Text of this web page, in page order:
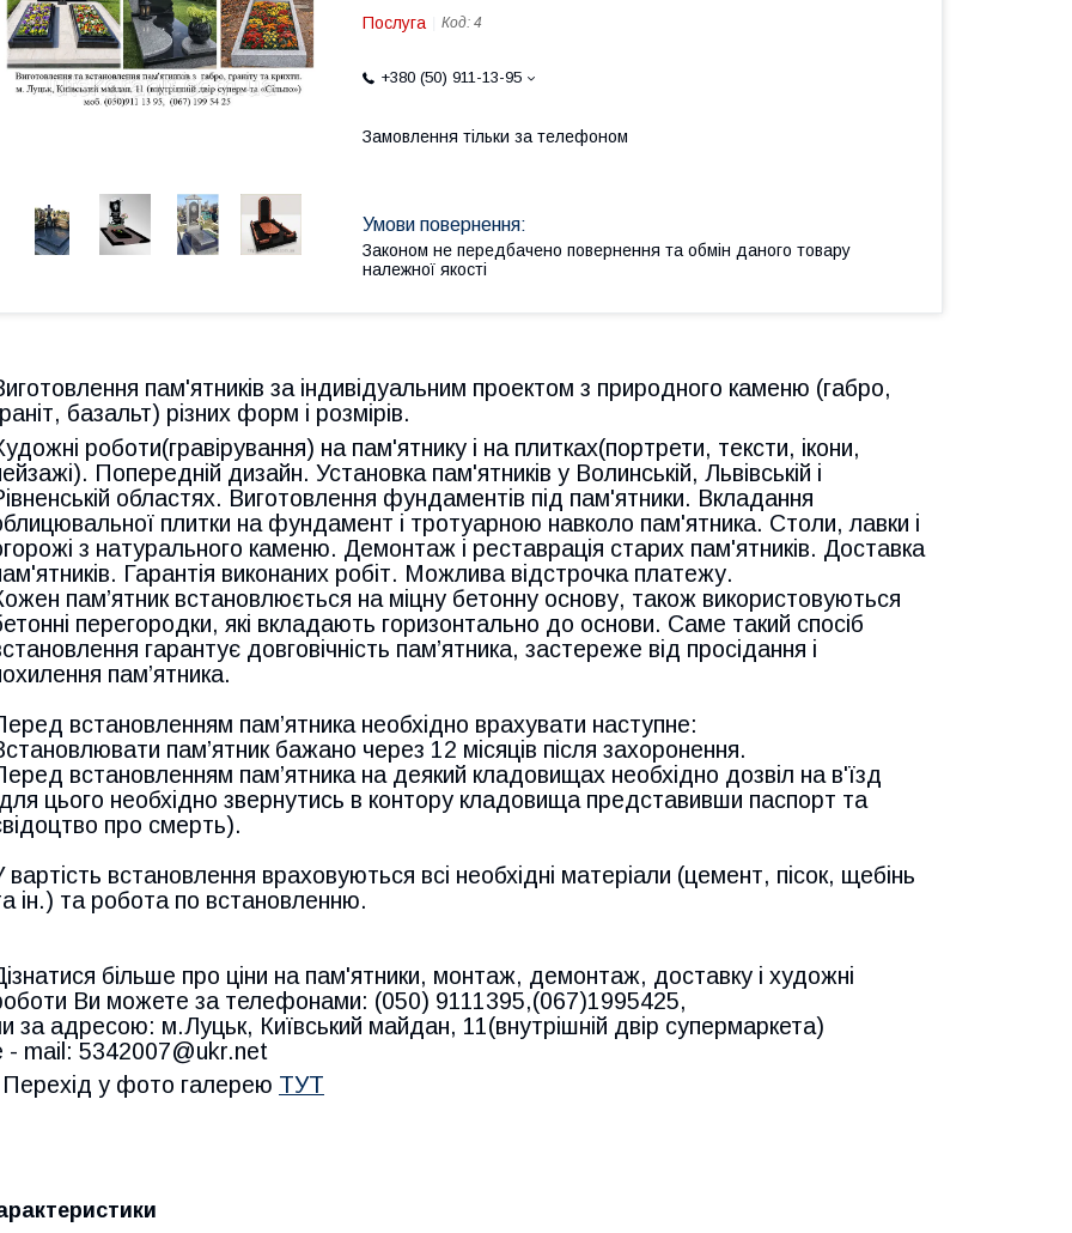
Послуга Код: 4
+380 (50) 911-13-95
Замовлення тільки за телефоном
Законом не передбачено повернення та обмін даного товару
належної якості
пам'ятників за індивідуальним проектом з природного каменю (габро,
базальт) різних форм і розмірів.
роботи(гравірування) на пам'ятнику і на плитках(портрети, тексти, ікони,
Попередній дизайн. Установка пам'ятників у Волинській, Львівській і
областях. Виготовлення фундаментів під пам'ятники. Вкладання
плитки на фундамент і тротуарною навколо пам'ятника. Столи, лавки і
з натурального каменю. Демонтаж і реставрація старих пам'ятників. Доставка
Гарантія виконаних робіт. Можлива відстрочка платежу.
пам’ятник встановлюється на міцну бетонну основу, також використовуються
перегородки, які вкладають горизонтально до основи. Саме такий спосіб
гарантує довговічність пам’ятника, застереже від просідання і
пам’ятника.
встановленням пам’ятника необхідно врахувати наступне:
пам’ятник бажано через 12 місяців після захоронення.
встановленням пам’ятника на деякий кладовищах необхідно дозвіл на в'їзд
цього необхідно звернутись в контору кладовища представивши паспорт та
про смерть).
вартість встановлення враховуються всі необхідні матеріали (цемент, пісок, щебінь
ін.) та робота по встановленню.
більше про ціни на пам'ятники, монтаж, демонтаж, доставку і художні
Ви можете за телефонами: (050) 9111395,(067)1995425,
за адресою: м.Луцьк, Київський майдан, 11(внутрішній двір супермаркета)
- mail: 5342007@ukr.net
Перехід у фото галерею ТУТ